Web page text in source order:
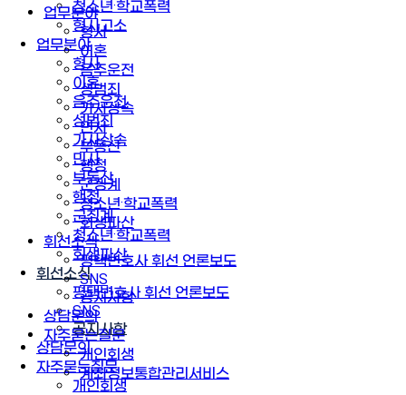
청소년·학교폭력
형사고소
업무분야
형사
이혼
음주운전
성범죄
가사상속
민사
부동산
행정
군징계
청소년·학교폭력
회생파산
휘선소식
평택변호사 휘선 언론보도
SNS
공지사항
상담문의
자주묻는질문
개인회생
업무분야
형사
이혼
음주운전
성범죄
가사상속
민사
부동산
행정
군징계
청소년·학교폭력
회생파산
휘선소식
평택변호사 휘선 언론보도
SNS
공지사항
상담문의
자주묻는질문
개인회생
계좌정보통합관리서비스